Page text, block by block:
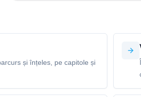
și înțeles, pe capitole și